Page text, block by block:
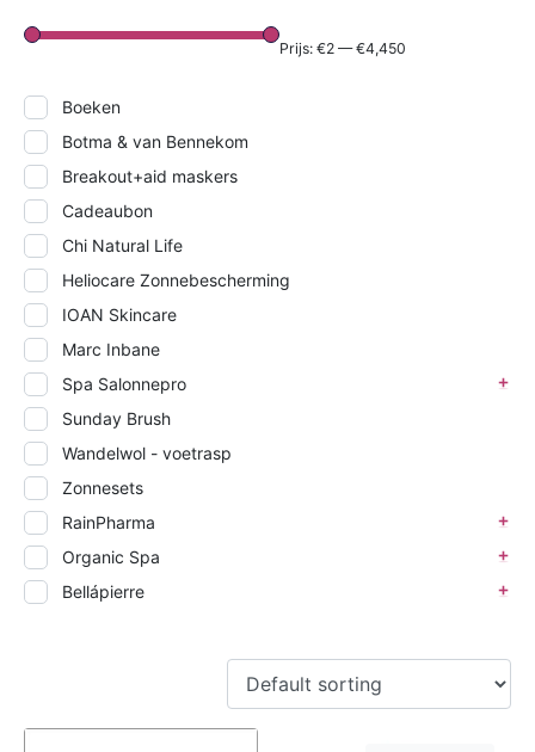
Prijs: €2 —€4,450
Boeken
Botma & van Bennekom
Breakout+aid maskers
Cadeaubon
Chi Natural Life
Heliocare Zonnebescherming
IOAN Skincare
Marc Inbane
Spa Salonnepro
Sunday Brush
Wandelwol - voetrasp
Zonnesets
RainPharma
Organic Spa
Bellápierre